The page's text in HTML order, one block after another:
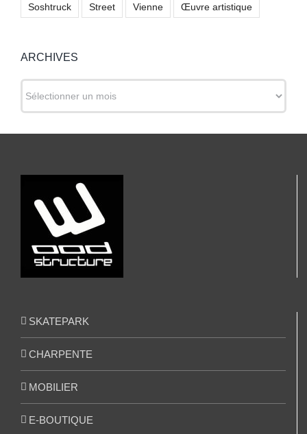
Soshtruck Street Vienne Œuvre artistique
ARCHIVES
SKATEPARK
CHARPENTE
MOBILIER
E-BOUTIQUE